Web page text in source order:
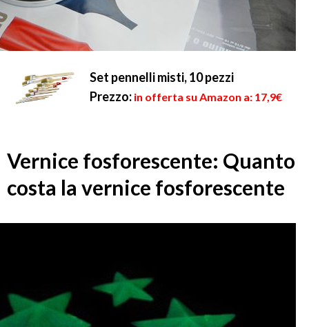
Set pennelli misti, 10 pezzi
Prezzo: in offerta su Amazon a: 17,9€
Vernice fosforescente: Quanto
costa la vernice fosforescente